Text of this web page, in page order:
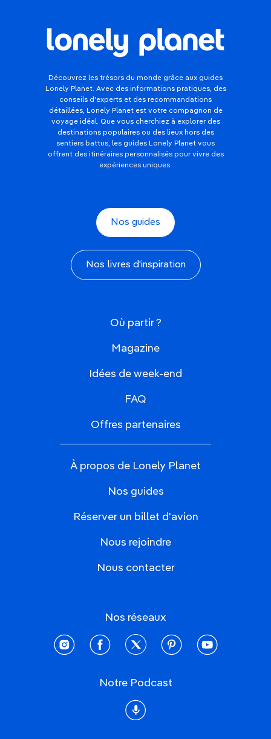
Découvrez les trésors du monde grâce aux guides
Lonely Planet. Avec des informations pratiques, des
conseils d'experts et des recommandations
détaillées, Lonely Planet est votre compagnon de
voyage idéal. Que vous cherchiez à explorer des
destinations populaires ou des lieux hors des
sentiers battus, les guides Lonely Planet vous
offrent des itinéraires personnalisés pour vivre des
expériences uniques.
Nos guides
Nos livres d'inspiration
Où partir ?
Magazine
Idées de week-end
FAQ
Offres partenaires
À propos de Lonely Planet
Nos guides
Réserver un billet d'avion
Nous rejoindre
Nous contacter
Nos réseaux
instagramfacebooktwitter pinterestyoutube
Notre Podcast
Podcast